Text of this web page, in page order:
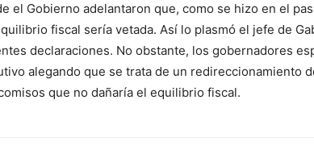
el Gobierno adelantaron que, como se hizo en el
fiscal sería vetada. Así lo plasmó el jefe de
declaraciones. No obstante, los gobernadores
alegando que se trata de un redireccionamiento
que no dañaría el equilibrio fiscal.